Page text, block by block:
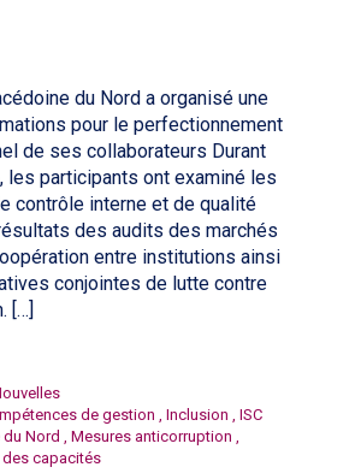
du Nord a organisé une
pour le perfectionnement
de ses collaborateurs Durant
les participants ont examiné les
contrôle interne et de qualité
des audits des marchés
entre institutions ainsi
conjointes de lutte contre
[…]
de gestion , Inclusion , ISC
Nord , Mesures anticorruption ,
capacités